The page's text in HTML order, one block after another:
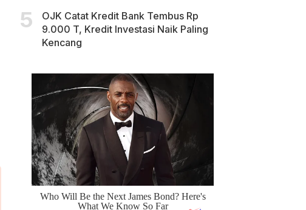
OJK Catat Kredit Bank Tembus Rp
9.000 T, Kredit Investasi Naik Paling
Kencang